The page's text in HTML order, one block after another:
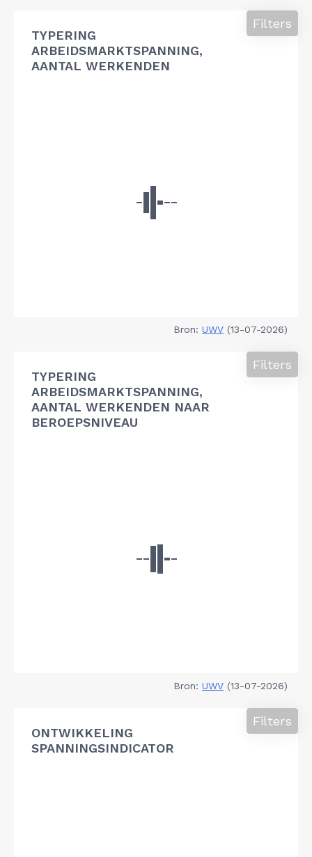
TYPERING
ARBEIDSMARKTSPANNING,
AANTAL WERKENDEN
Filters
Bron: UWV (13-07-2026)
TYPERING
ARBEIDSMARKTSPANNING,
AANTAL WERKENDEN NAAR
BEROEPSNIVEAU
Filters
Bron: UWV (13-07-2026)
ONTWIKKELING
SPANNINGSINDICATOR
Filters